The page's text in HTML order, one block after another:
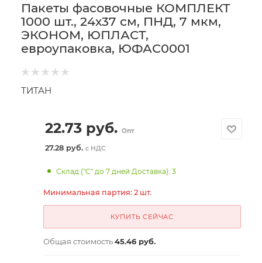
Пакеты фасовочные КОМПЛЕКТ
1000 шт., 24х37 см, ПНД, 7 мкм,
ЭКОНОМ, ЮПЛАСТ,
евроупаковка, ЮФАС0001
ТИТАН
22.73руб. Опт
27.28 руб. с НДС
Склад ("С" до 7 дней Доставка): 3
Минимальная партия: 2 шт.
КУПИТЬ СЕЙЧАС
Общая стоимость45.46 руб.